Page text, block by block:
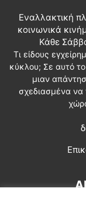
Εναλλακτική
κοινωνικά
Κάθε
Τι είδους
κύκλου; Σε αυτό
μιαν
σχεδιασμένα να